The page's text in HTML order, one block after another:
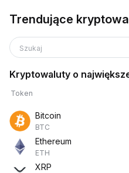
Trendujące
Szukaj
Kryptowaluty o
Token
Bitcoin
BTC
Ethereum
ETH
XRP